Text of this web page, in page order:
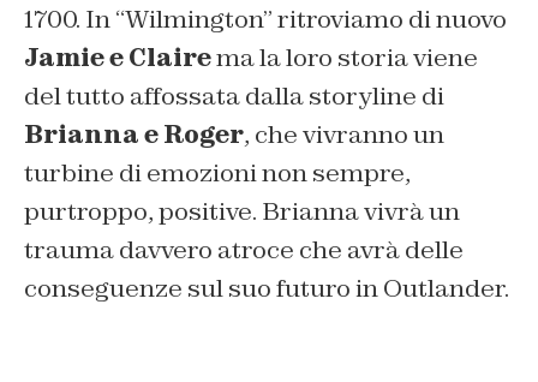
1700. In “Wilmington” ritroviamo di nuovo
Jamie e Clairema la loro storia viene
del tutto affossata dalla storyline di
Brianna e Roger, che vivranno un
turbine di emozioni non sempre,
purtroppo, positive. Brianna vivrà un
trauma davvero atroce che avrà delle
conseguenze sul suo futuro in Outlander.